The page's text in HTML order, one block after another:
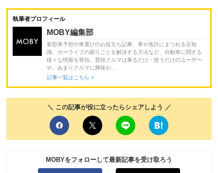
執筆者プロフィール
MOBY編集部
新型車予想や車選びのお役立ち記事、車や免許にまつわる豆知
識、カーライフの困りごとを解決する方法など、自動車に関する
様々な情報を発信。普段クルマは乗るだけ・使うだけのユーザー
や、あまりクルマに興味が...
記事一覧はこちら >
＼ この記事が役に立ったらシェアしよう ／
MOBYをフォローして最新記事を受け取ろう